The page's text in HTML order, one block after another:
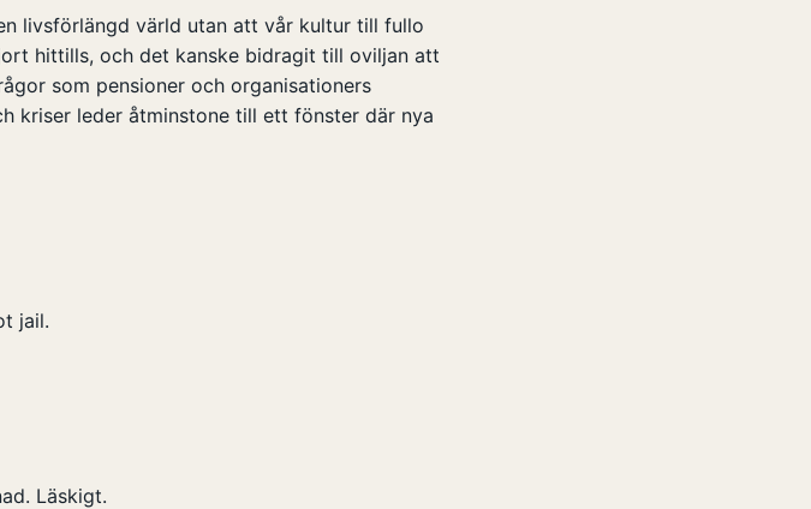
livsförlängd värld utan att vår kultur till fullo
hittills, och det kanske bidragit till oviljan att
som pensioner och organisationers
kriser leder åtminstone till ett fönster där nya
jail.
Läskigt.